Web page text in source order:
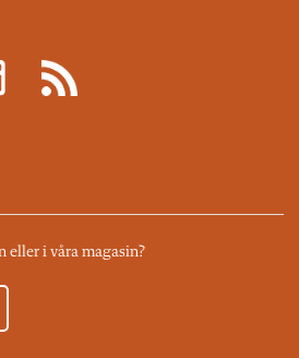
eller i våra magasin?